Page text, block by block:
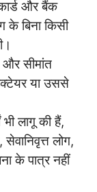
और बैंक
के बिना किसी
सीमांत
या उससे
लागू की हैं,
लोग,
के पात्र नहीं